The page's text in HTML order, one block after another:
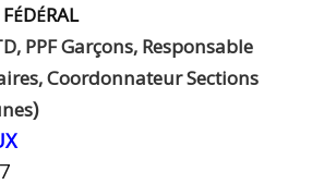
ÉDÉRAL
PPF Garçons, Responsable
Coordonnateur Sections
)